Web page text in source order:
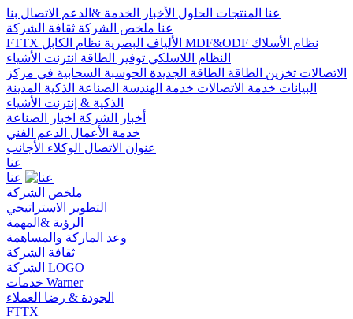
عنا المنتجات الحلول الأخبار الخدمة &الدعم
الاتصال بنا
عنا ملخص الشركة ثقافة الشركة
FTTX
الألياف البصرية MDF&ODF نظام الأسلاك
النظام اللاسلكي توفير الطاقة انترنت الأشياء
الاتصالات تخزين الطاقة الطاقة الجديدة الحوسبة السحابية في مركز
البيانات خدمة الاتصالات خدمة الهندسة الصناعة الذكية المدينة
الذكية & إنترنت الأشياء
أخبار الشركة اخبار الصناعة
خدمة الأعمال الدعم الفني
عنوان الاتصال الوكلاء الأجانب
عنا
عنا
ملخص الشركة
التطوير الاستراتيجي
الرؤية &المهمة
وعد الماركة والمساهمة
ثقافة الشركة
الشركة LOGO
خدمات Warner
الجودة & رضا العملاء
FTTX